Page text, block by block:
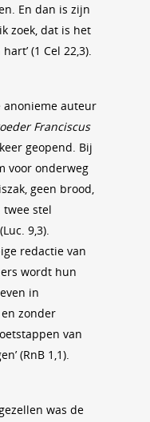
En dan is zijn
zoek, dat is het
(1 Cel 22,3).
anonieme auteur
Franciscus
geopend. Bij
voor onderweg
geen brood,
twee stel
9,3).
redactie van
wordt hun
in
zonder
van
(RnB 1,1).
was de